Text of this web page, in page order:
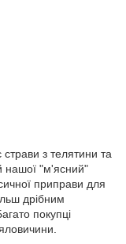
з телятини та
нашої "м'ясний"
приправи для
дрібним
покупці